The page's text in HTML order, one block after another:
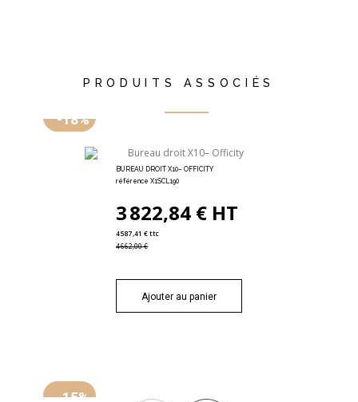
PRODUITS ASSOCIÉS
-18%
BUREAU DROIT X10– OFFICITY
référence X1SCL190
3 822,84 € HT
4 587,41 € ttc
4 662,00 €
Ajouter au panier
-15%